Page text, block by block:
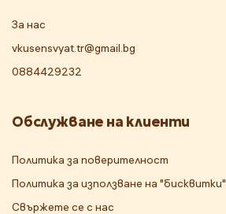
За нас
vkusensvyat.tr@gmail.bg
0884429232
Обслужване на клиенти
Политика за поверителност
Политика за използване на "бисквитки"
Свържете се с нас